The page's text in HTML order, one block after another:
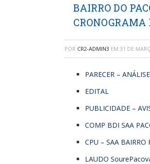
BAIRRO DO
CRONOGRAMA
POR CR2-ADMIN3 EM 31 DE
PARECER –
EDITAL
PUBLICIDADE –
COMP BDI SAA
CPU – SAA BAIRRO
LAUDO